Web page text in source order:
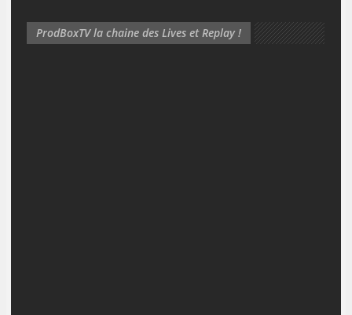
ProdBoxTV la chaine des Lives et Replay !